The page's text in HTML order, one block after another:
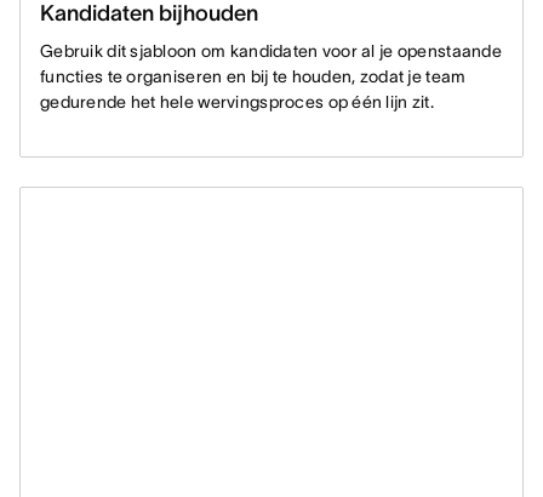
Kandidaten bijhouden
Gebruik dit sjabloon om kandidaten voor al je openstaande
functies te organiseren en bij te houden, zodat je team
gedurende het hele wervingsproces op één lijn zit.